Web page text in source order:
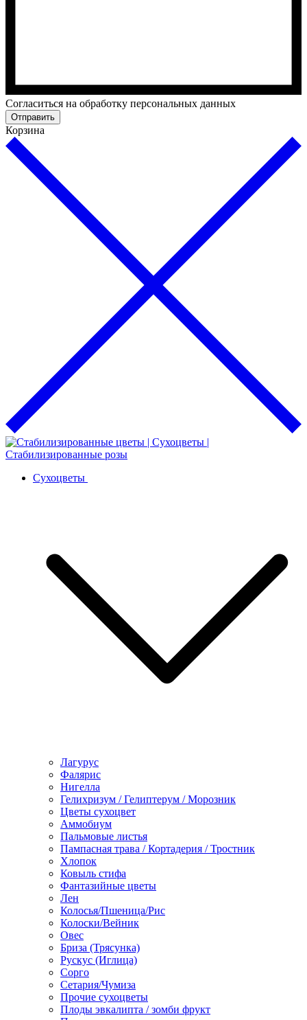
Cогласиться на обработку персональных данных
Отправить
Корзина
Сухоцветы
Лагурус
Фалярис
Нигелла
Гелихризум / Гелиптерум / Морозник
Цветы сухоцвет
Аммобиум
Пальмовые листья
Пампасная трава / Кортадерия / Тростник
Хлопок
Ковыль стифа
Фантазийные цветы
Лен
Колосья/Пшеница/Рис
Колоски/Вейник
Овес
Бриза (Трясунка)
Рускус (Иглица)
Сорго
Сетария/Чумиза
Прочие сухоцветы
Плоды эвкалипта / зомби фрукт